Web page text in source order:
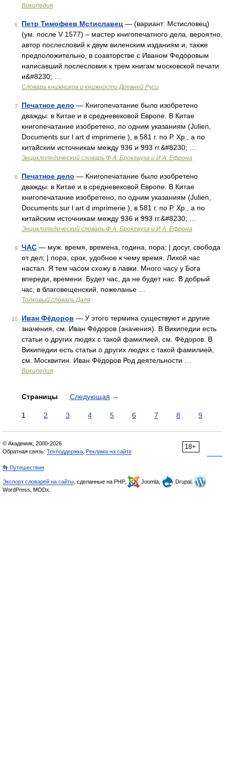
Википедия
6 Петр Тимофеев Мстиславец — (вариант: Мстисловец)
(ум. после V 1577) – мастер книгопечатного дела, вероятно,
автор послесловий к двум виленским изданиям и, также
предположительно, в соавторстве с Иваном Федоровым
написавший послесловия к трем книгам московской печати
и&#8230; …
Словарь книжников и книжности Древней Руси
7 Печатное дело — Книгопечатание было изобретено
дважды: в Китае и в средневековой Европе. В Китае
книгопечатание изобретено, по одним указаниям (Julien,
Documents sur l art d imprimerie ), в 581 г. по Р. Хр., а по
китайским источникам между 936 и 993 гг.&#8230; …
Энциклопедический словарь Ф.А. Брокгауза и И.А. Ефрона
8 Печатное дело — Книгопечатание было изобретено
дважды: в Китае и в средневековой Европе. В Китае
книгопечатание изобретено, по одним указаниям (Julien,
Documents sur l art d imprimerie ), в 581 г. по Р. Хр., а по
китайским источникам между 936 и 993 гг.&#8230; …
Энциклопедический словарь Ф.А. Брокгауза и И.А. Ефрона
9 ЧАС — муж. время, времена, година, пора; | досуг, свобода
от дел; | пора, срок, удобное к чему время. Лихой час
настал. Я тем часом схожу в лавки. Много часу у Бога
впереди, времени. Будет час, да не будет нас. В добрый
час, в благовещенский, пожеланье …
Толковый словарь Даля
10 Иван Фёдоров — У этого термина существуют и другие
значения, см. Иван Фёдоров (значения). В Википедии есть
статьи о других людях с такой фамилией, см. Фёдоров. В
Википедии есть статьи о других людях с такой фамилией,
см. Москвитин. Иван Фёдоров Род деятельности …
Википедия
Страницы Следующая →
1 2 3 4 5 6 7 8 9
18+
© Академик, 2000-2026
Обратная связь: Техподдержка Реклама на сайте
👣 Путешествия
Экспорт словарей на сайты , сделанные на PHP, Joomla,
Drupal,
WordPress, MODx.